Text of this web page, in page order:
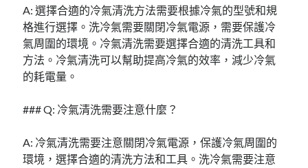
A: 選擇合適的冷氣清洗方法需要根據冷氣的型號和規
格進行選擇。洗冷氣需要關閉冷氣電源，需要保護冷
氣周圍的環境。冷氣清洗需要選擇合適的清洗工具和
方法。冷氣清洗可以幫助提高冷氣的效率，減少冷氣
的耗電量。
### Q: 冷氣清洗需要注意什麼？
A: 冷氣清洗需要注意關閉冷氣電源，保護冷氣周圍的
環境，選擇合適的清洗方法和工具。洗冷氣需要注意